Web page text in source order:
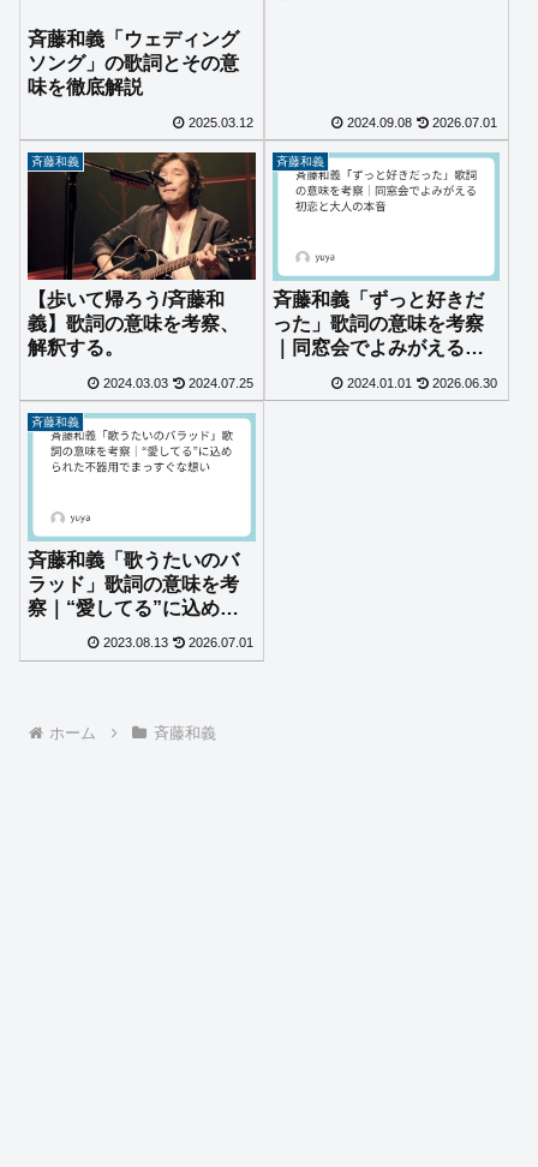
斉藤和義「ウェディング
ソング」の歌詞とその意
味を徹底解説
2025.03.12 2024.09.08 2026.07.01
斉藤和義
【歩いて帰ろう/斉藤和
義】歌詞の意味を考察、
解釈する。
2024.03.03 2024.07.25
斉藤和義
斉藤和義「ずっと好きだ
った」歌詞の意味を考察
｜同窓会でよみがえる初
2024.01.01 2026.06.30
斉藤和義
斉藤和義「歌うたいのバ
ラッド」歌詞の意味を考
察｜“愛してる”に込めら
れた不器用でまっすぐな
想い
2023.08.13 2026.07.01
ホーム 斉藤和義